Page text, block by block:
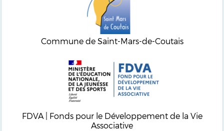
Commune de Saint-Mars-de-Coutais
FDVA | Fonds pour le Développement de la Vie
Associative